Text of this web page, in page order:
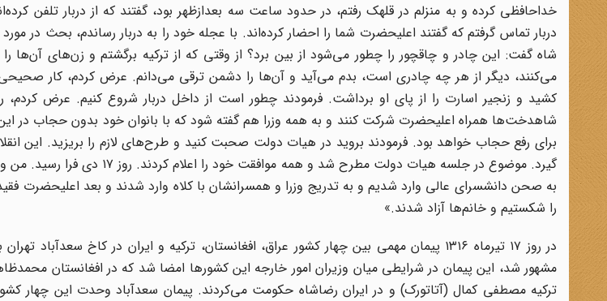
خداحافظی کرده و به منزلم در قلهک رفتم، در حدود ساعت سه بعدازظهر بود، گفتند که از دربار تلفن
دربار تماس گرفتم که گفتند اعلیحضرت شما را احضار کرده‌اند. با عجله خود را به دربار رساندم، بحث در
شاه گفت: این چادر و چاقچور را چطور می‌شود از بین برد؟ از وقتی که از ترکیه برگشتم و زن‌های آن‌ها
می‌‌کنند، دیگر از هر چه چادری است، بدم می‌آید و آن‌ها را دشمن ترقی می‌‌دانم. عرض کردم، کار صحیحی
کشید و زنجیر اسارت را از پای او برداشت. فرمودند چطور است از داخل دربار شروع کنیم. عرض کردم،
شاهدخت‌ها همراه اعلیحضرت شرکت کنند و به همه وزرا هم گفته شود که با بانوان خود بدون حجاب در
برای رفع حجاب خواهد بود. فرمودند بروید در هیات دولت صحبت کنید و طرح‌‌های لازم را بریزید. این
گیرد. موضوع در جلسه هیات دولت مطرح شد و
به صحن دانشسرای عالی وارد شدیم و به تدریج وزرا و همسرانشان با کلاه وارد شدند و بعد اعلیحضرت
را شکستیم و خانم‌ها آزاد شدند.»
در روز ۱۷ تیرماه ۱۳۱۶ پیمان مهمی بین چهار کشور عراق، افغانستان، ترکیه و ایران در کاخ
مشهور شد، این پیمان در شرایطی میان وزیران امور خارجه این کشور‌ها امضا شد که در افغانستان
ترکیه مصطفی کمال (آتاتورک) و در ایران رضاشاه حکومت می‌‌کردند. پیمان سعدآباد وحدت این چهار